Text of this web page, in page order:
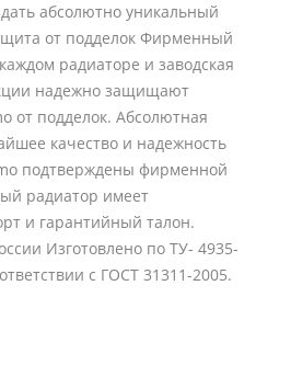
абсолютно уникальный
от подделок Фирменный
радиаторе и заводская
надежно защищают
от подделок. Абсолютная
качество и надежность
подтверждены фирменной
радиатор имеет
и гарантийный талон.
Изготовлено по ТУ- 4935-
с ГОСТ 31311-2005.